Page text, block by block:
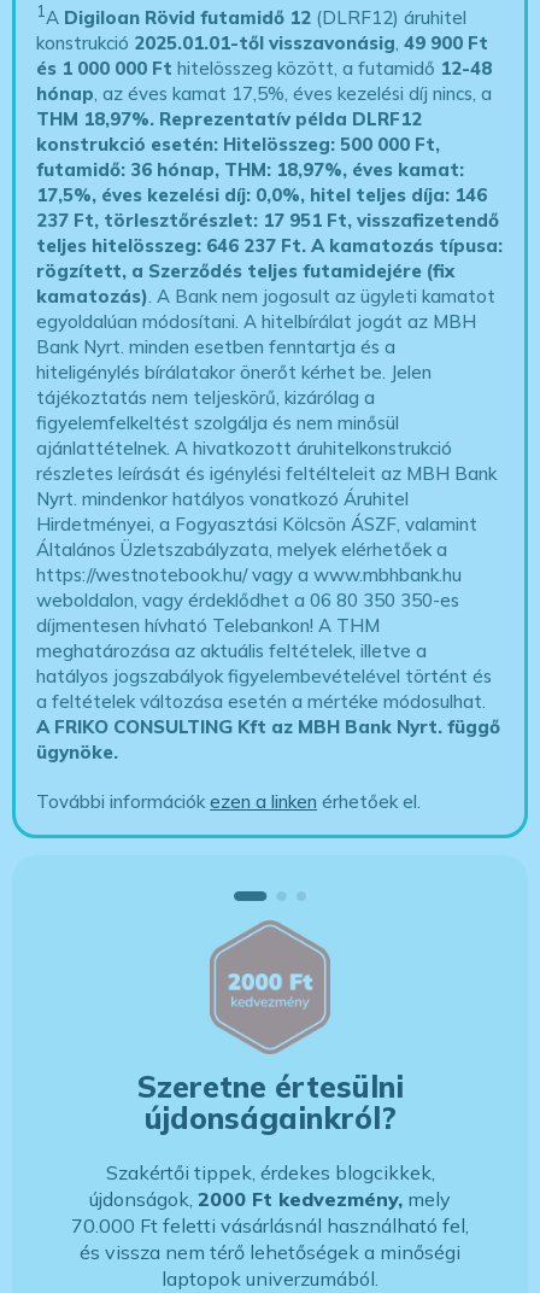
1A Digiloan Rövid futamidő 12 (DLRF12) áruhitel
konstrukció 2025.01.01-től visszavonásig,49 900 Ft
és 1 000 000 Ft hitelösszeg között, a futamidő 12-48
hónap, az éves kamat 17,5%, éves kezelési díj nincs, a
THM 18,97%. Reprezentatív példa DLRF12
konstrukció esetén: Hitelösszeg: 500 000 Ft,
futamidő: 36 hónap, THM: 18,97%, éves kamat:
17,5%, éves kezelési díj: 0,0%, hitel teljes díja: 146
237 Ft, törlesztőrészlet: 17 951 Ft, visszafizetendő
teljes hitelösszeg: 646 237 Ft.A kamatozás típusa:
rögzített, a Szerződés teljes futamidejére (fix
kamatozás). A Bank nem jogosult az ügyleti kamatot
egyoldalúan módosítani. A hitelbírálat jogát az MBH
Bank Nyrt. minden esetben fenntartja és a
hiteligénylés bírálatakor önerőt kérhet be. Jelen
tájékoztatás nem teljeskörű, kizárólag a
figyelemfelkeltést szolgálja és nem minősül
ajánlattételnek. A hivatkozott áruhitelkonstrukció
részletes leírását és igénylési feltélteleit az MBH Bank
Nyrt. mindenkor hatályos vonatkozó Áruhitel
Hirdetményei, a Fogyasztási Kölcsön ÁSZF, valamint
Általános Üzletszabályzata, melyek elérhetőek a
https://westnotebook.hu/vagy a www.mbhbank.hu
weboldalon, vagy érdeklődhet a 06 80 350 350-es
díjmentesen hívható Telebankon! A THM
meghatározása az aktuális feltételek, illetve a
hatályos jogszabályok figyelembevételével történt és
a feltételek változása esetén a mértéke módosulhat.
A FRIKO CONSULTING Kft az MBH Bank Nyrt. függő
ügynöke.
További információkezen a linken érhetőek el.
Szeretne értesülni
újdonságainkról?
Szakértői tippek, érdekes blogcikkek,
újdonságok, 2000 Ft kedvezmény, mely
70.000 Ft feletti vásárlásnál használható fel,
és vissza nem térő lehetőségek a minőségi
laptopok univerzumából.